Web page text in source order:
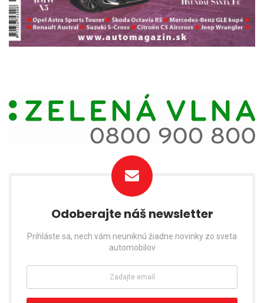
Odoberajte náš newsletter
Prihláste sa, nech vám neuniknú žiadne novinky zo sveta
automobilov